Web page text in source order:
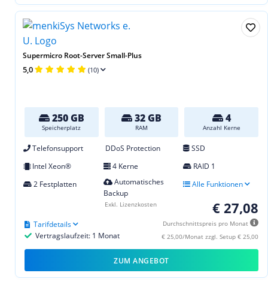
Supermicro Root-Server Small-Plus
5,0 (10)
250 GB
Speicherplatz
32 GB
RAM
4
Anzahl Kerne
Telefonsupport DDoS Protection
SSD
Intel Xeon®
4 Kerne
RAID 1
2 Festplatten
Automatisches
Backup
Alle Funktionen
€ 27,08
Durchschnittspreis pro Monat
€ 25,00/Monat zzgl. Setup € 25,00
Vertragslaufzeit: 1 Monat
Tarifdetails
Exkl. Lizenzkosten
ZUM ANGEBOT